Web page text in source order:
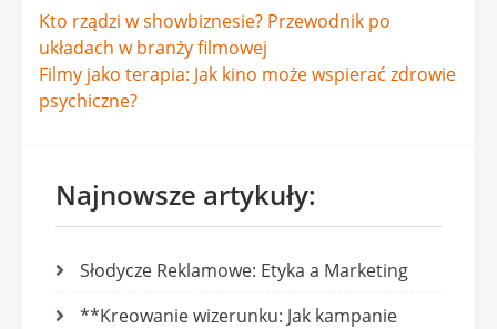
Nawigacja
wpisu
Kto rządzi w showbiznesie? Przewodnik po
układach w branży filmowej
Filmy jako terapia: Jak kino może wspierać zdrowie
psychiczne?
Najnowsze artykuły:
Słodycze Reklamowe: Etyka a Marketing
**Kreowanie wizerunku: Jak kampanie